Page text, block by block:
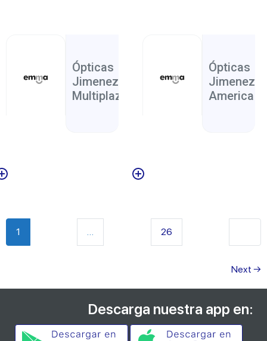
Ópticas
Jimenez
Multiplaza
Ópticas
Jimenez
America
1 … 26
Next →
Descarga nuestra app en: